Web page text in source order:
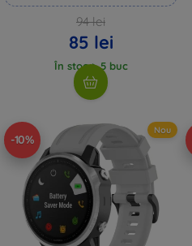
94 lei
85 lei
În stoc > 5 buc
-10%
Nou